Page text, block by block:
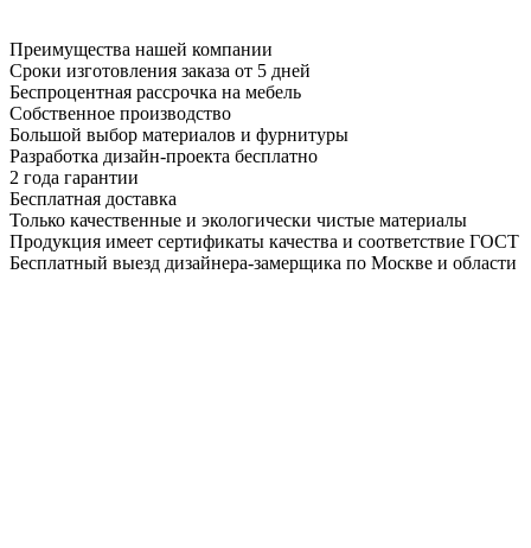
Преимущества нашей компании
Сроки изготовления заказа от 5 дней
Беспроцентная рассрочка на мебель
Собственное производство
Большой выбор материалов и фурнитуры
Разработка дизайн-проекта бесплатно
2 года гарантии
Бесплатная доставка
Только качественные и экологически чистые материалы
Продукция имеет сертификаты качества и соответствие ГОСТ
Бесплатный выезд дизайнера-замерщика по Москве и области